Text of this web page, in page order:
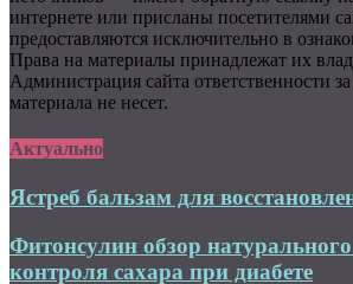
интернете или присланы посетителями
предоставляются исключительно в
Права на материалы принадлежат их
Администрация сайта ответственности
материала не несет.
Актуально
Ястреб бальзам для
Фитонсулин обзор натурального
контроля сахара при диабете